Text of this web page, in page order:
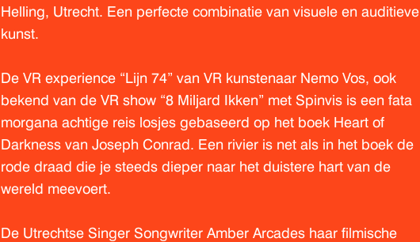
Helling, Utrecht. Een perfecte combinatie van visuele en auditieve
kunst.
De VR experience “Lijn 74” van VR kunstenaar Nemo Vos, ook
bekend van de VR show “8 Miljard Ikken” met Spinvis is een fata
morgana achtige reis losjes gebaseerd op het boek Heart of
Darkness van Joseph Conrad. Een rivier is net als in het boek de
rode draad die je steeds dieper naar het duistere hart van de
wereld meevoert.
De Utrechtse Singer Songwriter Amber Arcades haar filmische